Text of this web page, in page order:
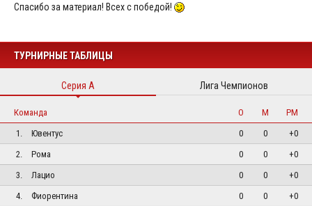
Спасибо за материал! Всех с победой!
ТУРНИРНЫЕ ТАБЛИЦЫ
Серия А Лига Чемпионов
Команда О М
РМ
1.
Ювентус 0 0
+0
2.
Рома 0 0
+0
3.
Лацио 0 0
+0
4.
Фиорентина 0 0
+0